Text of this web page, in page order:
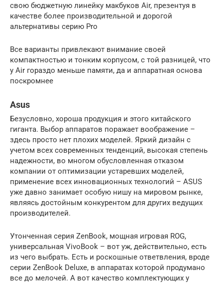
свою бюджетную линейку макбуков Air, презентуя в
качестве более производительной и дорогой
альтернативы серию Pro
Все варианты привлекают внимание своей
компактностью и тонким корпусом, с той разницей, что
у Air гораздо меньше памяти, да и аппаратная основа
поскромнее
Asus
Безусловно, хороша продукция и этого китайского
гиганта. Выбор аппаратов поражает воображение –
здесь просто нет плохих моделей. Яркий дизайн с
учетом всех современных тенденций, высокая степень
надежности, во многом обусловленная отказом
компании от оптимизации устаревших моделей,
применение всех инновационных технологий – ASUS
уже давно занимает особую нишу на мировом рынке,
являясь достойным конкурентом для других ведущих
производителей.
Утонченная серия ZenBook, мощная игровая ROG,
универсальная VivoBook – вот уж, действительно, есть
из чего выбрать. Есть и роскошные ответвления, вроде
серии ZenBook Deluxe, в аппаратах которой продумано
все до мелочей. А вот качество комплектующих у